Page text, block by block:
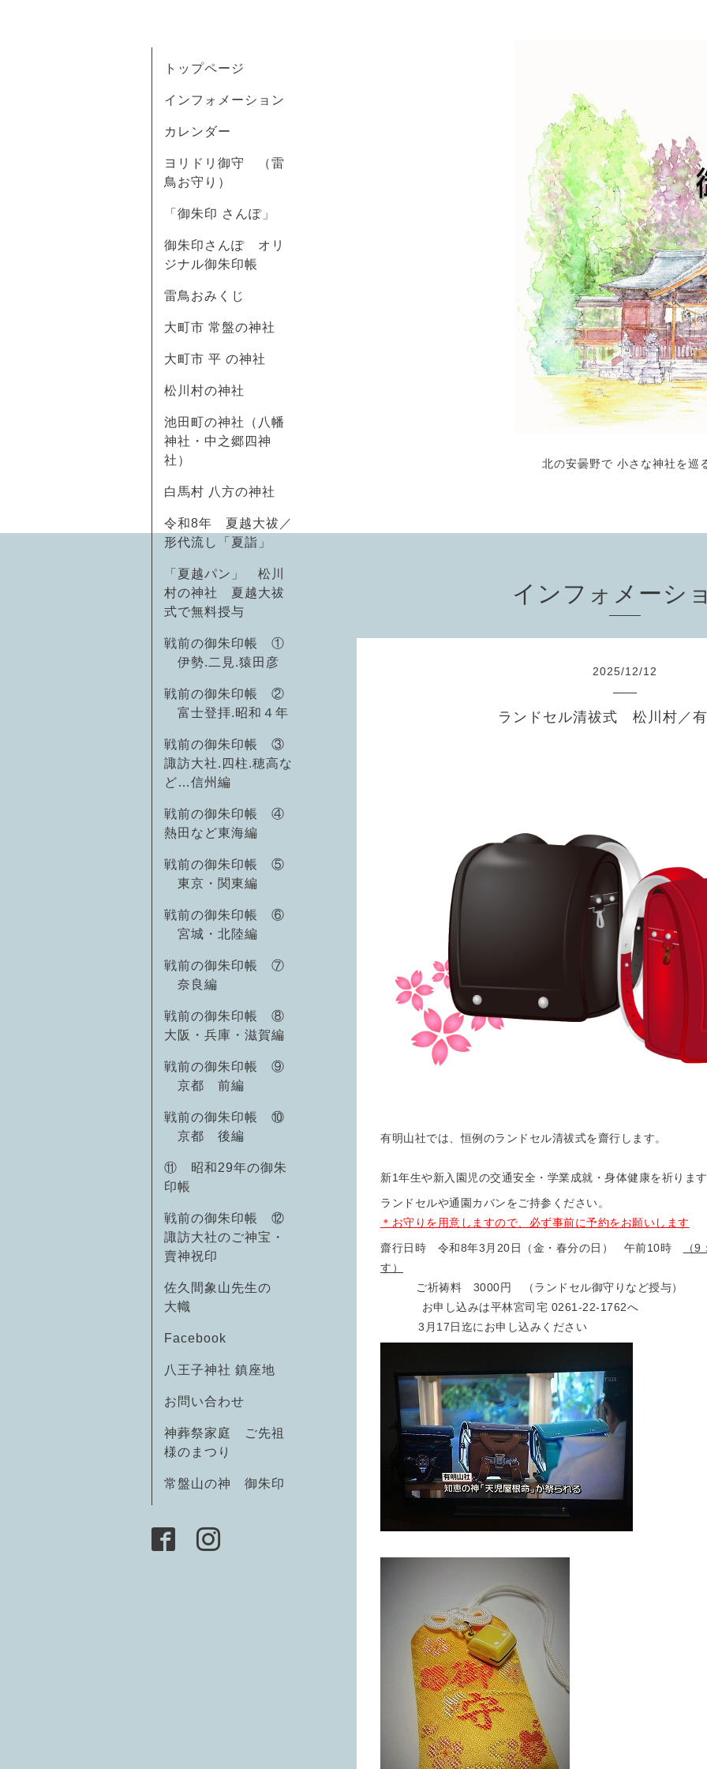
北の安曇野で 小さな神社を巡
トップページ
インフォメーション
カレンダー
ヨリドリ御守 （雷
鳥お守り）
「御朱印 さんぽ」
御朱印さんぽ オリ
ジナル御朱印帳
雷鳥おみくじ
大町市 常盤の神社
大町市 平 の神社
松川村の神社
池田町の神社（八幡
神社・中之郷四神
社）
白馬村 八方の神社
令和8年 夏越大祓／
形代流し「夏詣」
「夏越パン」 松川
村の神社 夏越大祓
式で無料授与
戦前の御朱印帳 ①
伊勢.二見.猿田彦
戦前の御朱印帳 ②
富士登拝.昭和４年
戦前の御朱印帳 ③
諏訪大社.四柱.穂高な
ど…信州編
戦前の御朱印帳 ④
熱田など東海編
戦前の御朱印帳 ⑤
東京・関東編
戦前の御朱印帳 ⑥
宮城・北陸編
戦前の御朱印帳 ⑦
奈良編
戦前の御朱印帳 ⑧
大阪・兵庫・滋賀編
戦前の御朱印帳 ⑨
京都 前編
戦前の御朱印帳 ⑩
京都 後編
⑪ 昭和29年の御朱
印帳
戦前の御朱印帳 ⑫
諏訪大社のご神宝・
賣神祝印
佐久間象山先生の
大幟
Facebook
八王子神社 鎮座地
お問い合わせ
神葬祭家庭 ご先祖
様のまつり
常盤山の神 御朱印
インフォメーシ
2025/12/12
ランドセル清祓式 松川村／
有明山社では、恒例のランドセル清祓式を齋行します。
新1年生や新入園児の交通安全・学業成就・身体健康を祈りま
ランドセルや通園カバンをご持参ください。
＊お守りを用意しますので、必ず事前に予約をお願いします
齋行日時 令和8年3月20日（金・春分の日） 午前10時
（
す）
ご祈祷料 3000円 （ランドセル御守りなど授与）
お申し込みは平林宮司宅 0261-22-1762へ
3月17日迄にお申し込みください